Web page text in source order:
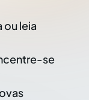
ou leia
se